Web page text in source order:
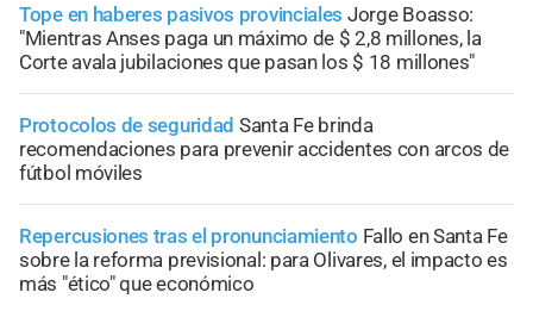
Tope en haberes pasivos provinciales Jorge Boasso:
"Mientras Anses paga un máximo de $ 2,8 millones, la
Corte avala jubilaciones que pasan los $ 18 millones"
Protocolos de seguridad Santa Fe brinda
recomendaciones para prevenir accidentes con arcos de
fútbol móviles
Repercusiones tras el pronunciamiento Fallo en Santa Fe
sobre la reforma previsional: para Olivares, el impacto es
más "ético" que económico